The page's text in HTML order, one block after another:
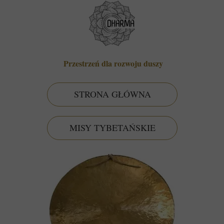
MISY TYBETAŃSKIE
STRONA GŁÓWNA
Przestrzeń dla rozwoju duszy